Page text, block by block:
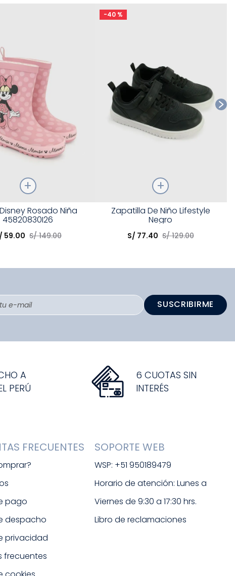
opción
Rosado Niña
45820830I26
59.00 S/ 149.00
-40 %
Elige una opción
Zapatilla De Niño Lifestyle
Negro
S/ 77.40 S/ 129.00
SUSCRIBIRME
A
PERÚ
6 CUOTAS SIN
INTERÉS
FRECUENTES
pago
despacho
privacidad
frecuentes
SOPORTE WEB
WSP: +51 950189479
Horario de atención: Lunes a
Viernes de 9:30 a 17:30 hrs.
Libro de reclamaciones